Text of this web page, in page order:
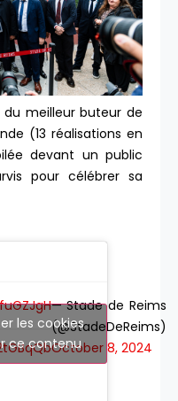
meilleur buteur de
(13 réalisations en
devant un public
pour célébrer sa
— Stade de Reims
(@StadeDeReims)
October 8, 2024
les cookies
ce contenu